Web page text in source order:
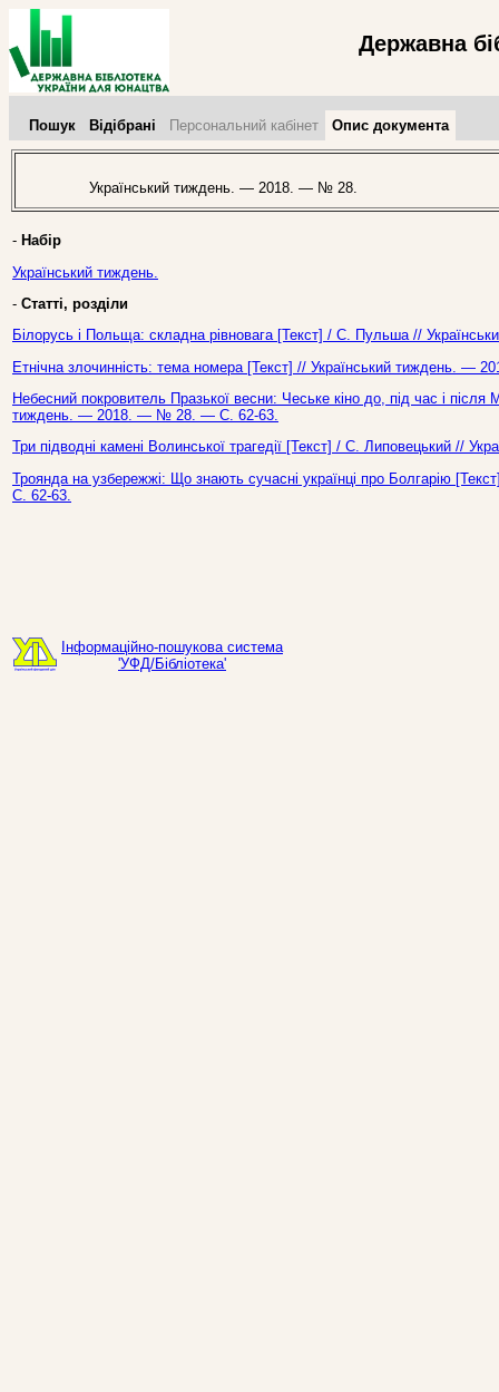
Державна
Пошук Відібрані Персональний кабінет Опис документа
Український тиждень. — 2018. — № 28.
- Набір
Український тиждень.
- Статті, розділи
Білорусь і Польща: складна рівновага [Текст] / С. Пульша //
Етнічна злочинність: тема номера [Текст] // Український тиждень.
Небесний покровитель Празької весни: Чеське кіно до, під час і
тиждень. — 2018. — № 28. — С. 62-63.
Три підводні камені Волинської трагедії [Текст] / С. Липовецький
Троянда на узбережжі: Що знають сучасні українці про Болгарію
С. 62-63.
Інформаційно-пошукова система
'УФД/Бібліотека'